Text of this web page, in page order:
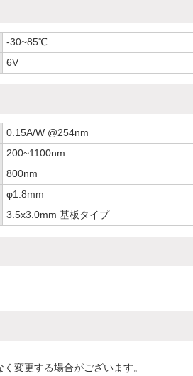
-30~85℃
6V
0.15A/W @254nm
200~1100nm
800nm
φ1.8mm
3.5x3.0mm 基板タイプ
変更する場合がございます。